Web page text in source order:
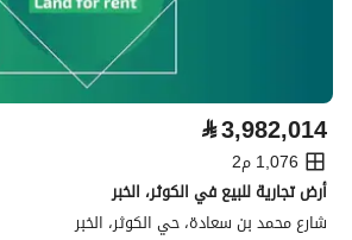
⃁3,982,014
1,076 م2
أرض تجارية للبيع في الكوثر، الخبر
شارع محمد بن سعادة، حي الكوثر، الخبر